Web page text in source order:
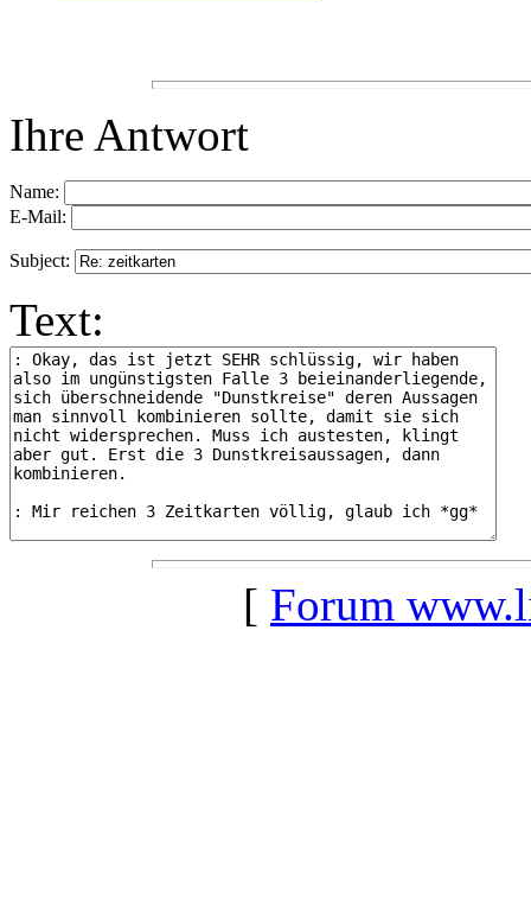
Ihre Antwort
Name:
E-Mail:
Subject:
Text:
[ Forum